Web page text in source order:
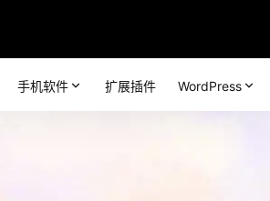
手机软件 扩展插件 WordPress